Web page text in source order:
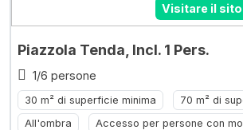
Visitare il
Piazzola Tenda, Incl. 1 Pers.
1/6 persone
30 m² di superficie minima
70 m² di
All'ombra
Accesso per persone con